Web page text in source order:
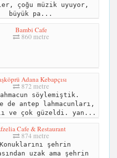
çoğu müzik uyuyor,
büyük pa...
Bambi Cafe
860 metre
Adana Kebapçısı
872 metre
söylemiştik.
antep lahmacunları,
ve çok güzeldi. yan...
Cafe & Restaurant
874 metre
şehrin
uzak ama şehrin